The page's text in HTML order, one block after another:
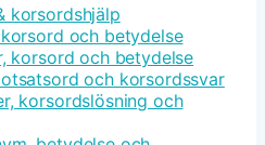
korsordshjälp
och betydelse
korsord och betydelse
och korsordssvar
korsordslösning och